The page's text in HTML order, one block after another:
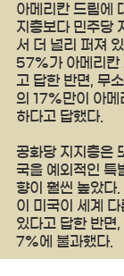
아메리칸 드림에
지층보다 민주당
서 더 널리 퍼져
57%가 아메리칸
고 답한 반면, 무
의 17%만이 아메
하다고 답했다.
공화당 지지층은
국을 예외적인 특
향이 훨씬 높았다
이 미국이 세계
있다고 답한 반면
7%에 불과했다.